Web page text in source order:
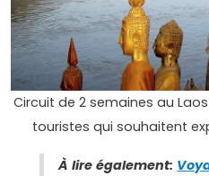
Circuit de 2 semaines au
touristes qui souhaitent
À lire également: